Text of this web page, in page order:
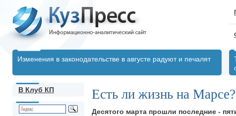
Изменения в законодательстве в августе радуют и печалят
В Клуб КП Есть ли жизнь на Марсе?
Десятого марта прошли последние -